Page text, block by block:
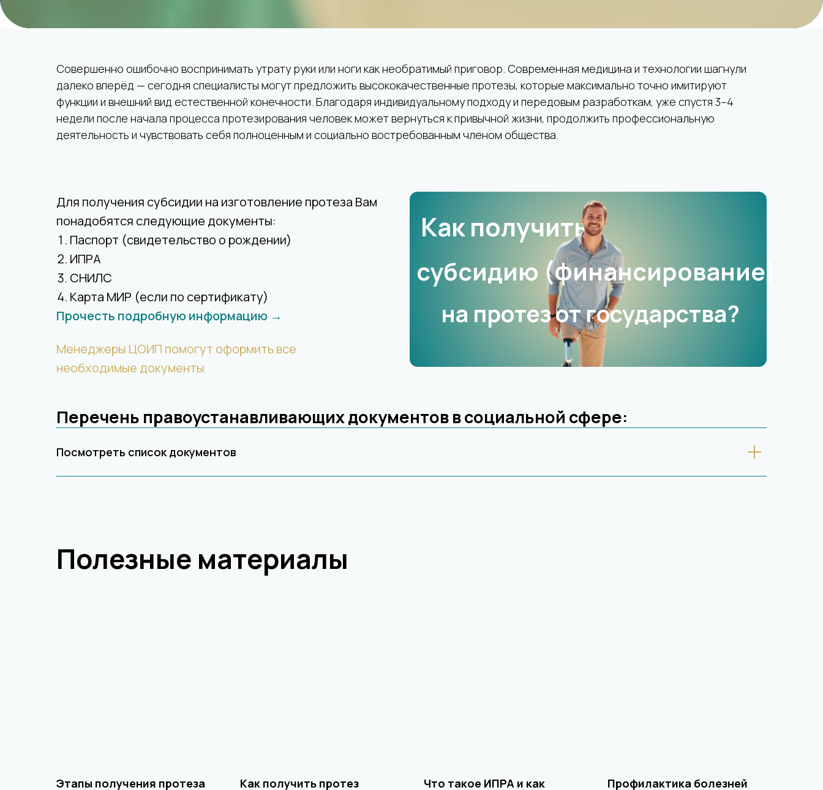
Совершенно ошибочно воспринимать утрату руки или ноги как необратимый приговор. Современная медицина и технологии шагнули
далеко вперёд — сегодня специалисты могут предложить высококачественные протезы, которые максимально точно имитируют
функции и внешний вид естественной конечности. Благодаря индивидуальному подходу и передовым разработкам, уже спустя 3–4
недели после начала процесса протезирования человек может вернуться к привычной жизни, продолжить профессиональную
деятельность и чувствовать себя полноценным и социально востребованным членом общества.
Как получить
субсидию (финансирование)
на протез от государства?
Прочесть подробную информацию →
Для получения субсидии на изготовление протеза Вам
понадобятся следующие документы:
Паспорт (свидетельство о рождении)
ИПРА
СНИЛС
Карта МИР (если по сертификату)
Менеджеры ЦОИП помогут оформить все
необходимые документы
Перечень правоустанавливающих документов в социальной сфере:
Посмотреть список документов
Полезные материалы
Этапы получения протеза Как получить протез Что такое ИПРА и как Профилактика болезней